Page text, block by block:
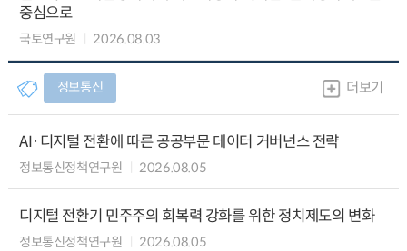
중심으로
국토연구원 2026.08.03
정보통신 더보기
AI·디지털 전환에 따른 공공부문 데이터 거버넌스 전략
정보통신정책연구원 2026.08.05
디지털 전환기 민주주의 회복력 강화를 위한 정치제도의 변화
정보통신정책연구원 2026.08.05